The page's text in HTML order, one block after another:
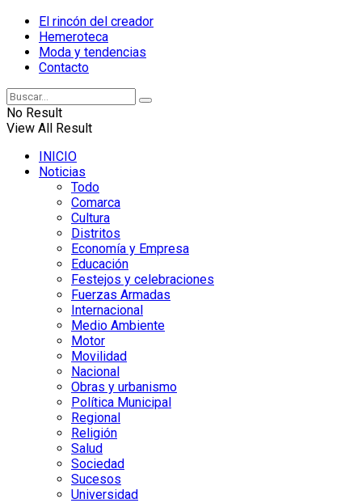
El rincón del creador
Hemeroteca
Moda y tendencias
Contacto
No Result
View All Result
INICIO
Noticias
Todo
Comarca
Cultura
Distritos
Economía y Empresa
Educación
Festejos y celebraciones
Fuerzas Armadas
Internacional
Medio Ambiente
Motor
Movilidad
Nacional
Obras y urbanismo
Política Municipal
Regional
Religión
Salud
Sociedad
Sucesos
Universidad